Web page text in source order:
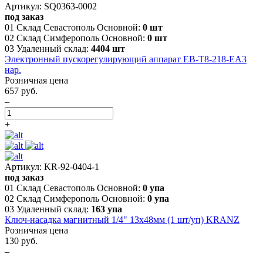
Артикул: SQ0363-0002
под заказ
01 Склад Севастополь Основной: 0 шт
02 Склад Симферополь Основной: 0 шт
03 Удаленный склад: 4404 шт
Электронный пускорегулирующий аппарат EB-T8-218-EA3
нар.
Розничная цена
657 руб.
–
+
Артикул: KR-92-0404-1
под заказ
01 Склад Севастополь Основной: 0 упа
02 Склад Симферополь Основной: 0 упа
03 Удаленный склад: 163 упа
Ключ-насадка магнитный 1/4" 13х48мм (1 шт/уп) KRANZ
Розничная цена
130 руб.
–